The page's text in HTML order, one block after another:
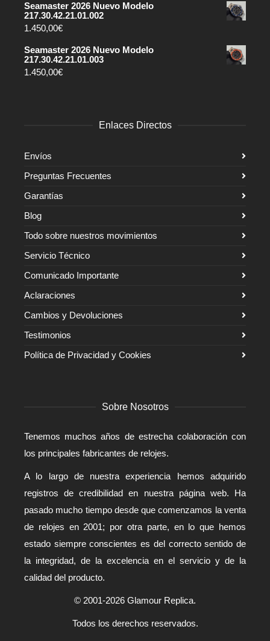
Seamaster 2026 Nuevo Modelo
217.30.42.21.01.002
1.450,00€
Seamaster 2026 Nuevo Modelo
217.30.42.21.01.003
1.450,00€
Enlaces Directos
Envíos
Preguntas Frecuentes
Garantías
Blog
Todo sobre nuestros movimientos
Servicio Técnico
Comunicado Importante
Aclaraciones
Cambios y Devoluciones
Testimonios
Política de Privacidad y Cookies
Sobre Nosotros
Tenemos muchos años de estrecha colaboración con
los principales fabricantes de relojes.
A lo largo de nuestra experiencia hemos adquirido
registros de credibilidad en nuestra página web. Ha
pasado mucho tiempo desde que comenzamos la venta
de relojes en 2001; por otra parte, en lo que hemos
estado siempre conscientes es del correcto sentido de
la integridad, de la excelencia en el servicio y de la
calidad del producto.
© 2001-2026 Glamour Replica.
Todos los derechos reservados.